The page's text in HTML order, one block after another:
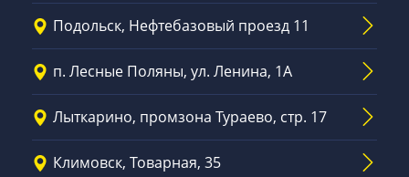
Подольск, Нефтебазовый проезд 11
п. Лесные Поляны, ул. Ленина, 1А
Лыткарино, промзона Тураево, стр. 17
Климовск, Товарная, 35